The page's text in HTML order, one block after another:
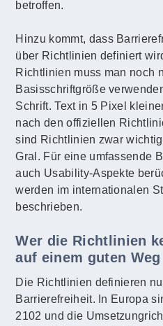
betroffen.
Hinzu kommt, dass
über Richtlinien definiert
Richtlinien muss man noch
Basisschriftgröße
Schrift. Text in 5 Pixel
nach den offiziellen
sind Richtlinien zwar
Gral. Für eine umfassende
auch Usability-Aspekte
werden im internationalen
beschrieben.
Wer die Richtlinien
auf einem guten Weg
Die Richtlinien definieren
Barrierefreiheit. In Europa
2102 und die